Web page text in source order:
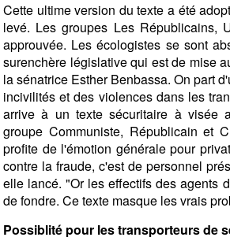
Cette ultime version du texte a été
levé. Les groupes Les Républicains,
approuvée. Les écologistes se sont
surenchère législative qui est de mise
la sénatrice Esther Benbassa. On part
incivilités et des violences dans les
arrive à un texte sécuritaire à visée
groupe Communiste, Républicain et
profite de l'émotion générale pour
contre la fraude, c'est de personnel
elle lancé. "Or les effectifs des agents
de fondre. Ce texte masque les vrais
Possiblité pour les transporteurs de